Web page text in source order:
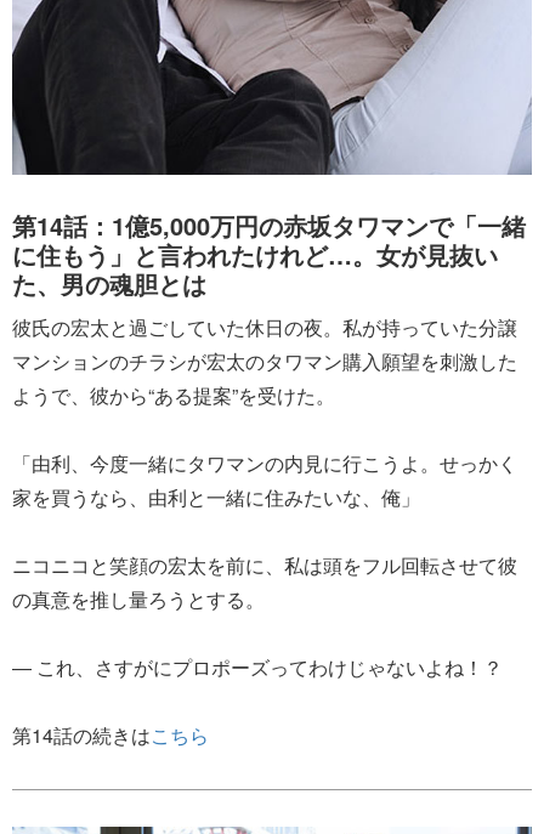
第14話：1億5,000万円の赤坂タワマンで「一緒
に住もう」と言われたけれど…。女が見抜い
た、男の魂胆とは
彼氏の宏太と過ごしていた休日の夜。私が持っていた分譲
マンションのチラシが宏太のタワマン購入願望を刺激した
ようで、彼から“ある提案”を受けた。
「由利、今度一緒にタワマンの内見に行こうよ。せっかく
家を買うなら、由利と一緒に住みたいな、俺」
ニコニコと笑顔の宏太を前に、私は頭をフル回転させて彼
の真意を推し量ろうとする。
― これ、さすがにプロポーズってわけじゃないよね！？
第14話の続きはこちら